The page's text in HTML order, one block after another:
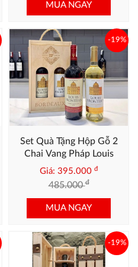
MUA NGAY
Set Quà Tặng Hộp Gỗ 2
Chai Vang Pháp Louis
Frontera
Giá: 395.000 đ
485.000đ
-19%
MUA NGAY
-19%